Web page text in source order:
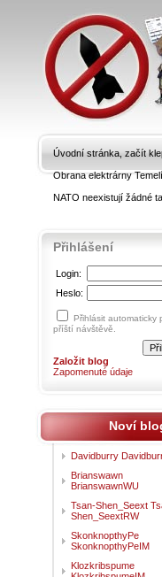
Úvodní stránka, začít
Obrana elektrárny
NATO neexistují žádné
Přihlášení
Login:
Heslo:
Přihlásit automaticky
příští návštěvě.
Založit blog
Zapomenuté údaje
Noví
Davidburry
Brianswawn
BrianswawnWU
Tsan-Shen_Seext
Shen_SeextRW
SkonknopthyPe
SkonknopthyPeIM
Klozkribspume